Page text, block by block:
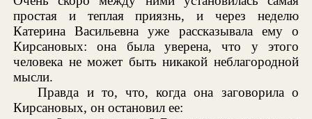
простая и теплая приязнь, и через неделю
Катерина Васильевна уже рассказывала ему о
Кирсановых: она была уверена, что у этого
человека не может быть никакой неблагородной
мысли.
Правда и то, что, когда она заговорила о
Кирсановых, он остановил ее: